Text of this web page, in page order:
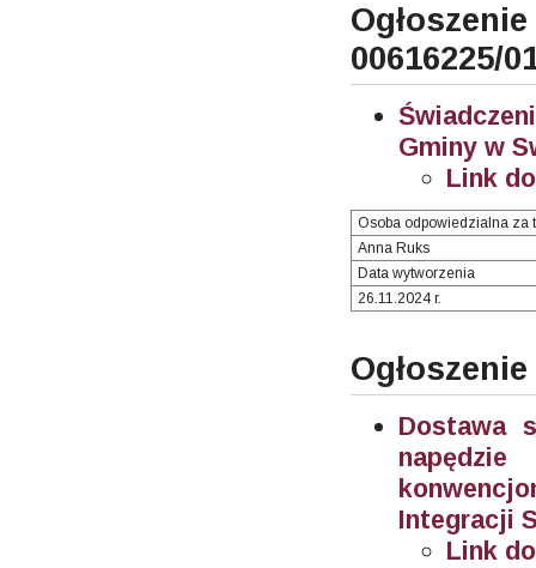
00616225/
Gminy w
Link
Osoba odpowiedzialna za
Anna Ruks
Data wytworzenia
26.11.2024 r.
Dostawa
napędzie
Integracji
Link